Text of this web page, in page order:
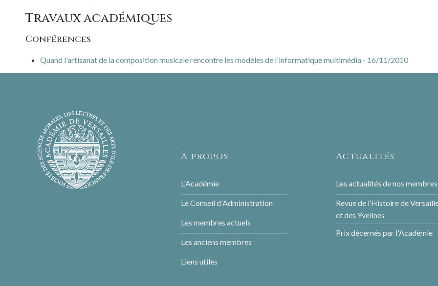
Travaux académiques
Conférences
Quand l'artisanat de la composition musicale rencontre les modèles de l'informatique multimédia - 16/11/2010
À propos
L'Académie
Le Conseil d'Administration
Les membres actuels
Les anciens membres
Liens utiles
Actualités
Les actualités de nos membres
Revue de l’Histoire de
et des Yvelines
Prix décernés par l'Académie